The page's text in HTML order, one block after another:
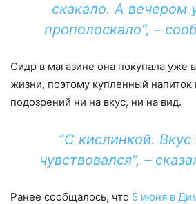
скакало. А вечером
прополоскало”, –
Сидр в магазине она покупала уже
жизни, поэтому купленный напиток
подозрений ни на вкус, ни на вид.
“С кислинкой. Вкус
чувствовался”, –
Ранее сообщалось, что 5 июня в